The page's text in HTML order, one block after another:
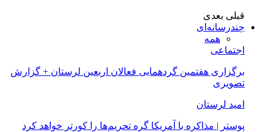
قبلی بعدی
چندرسانه‌ای
همه
اجتماعی
برگزاری هفتمین گردهمایی فعالان اربعین لرستان + گزارش
تصویری
امید لرستان
پوستر | مذاکره با آمریکا گره تحریم‌ها را کورتر خواهد کرد